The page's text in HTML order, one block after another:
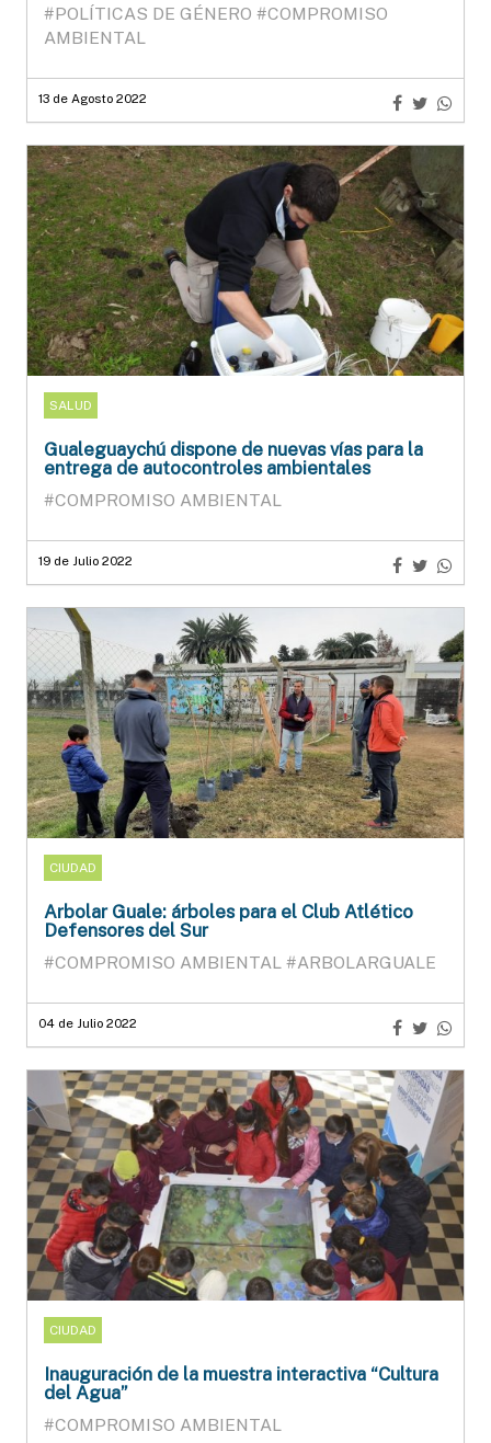
#POLÍTICAS DE GÉNERO #COMPROMISO
AMBIENTAL
13 de Agosto 2022
SALUD
Gualeguaychú dispone de nuevas vías para la
entrega de autocontroles ambientales
#COMPROMISO AMBIENTAL
19 de Julio 2022
CIUDAD
Arbolar Guale: árboles para el Club Atlético
Defensores del Sur
#COMPROMISO AMBIENTAL #ARBOLARGUALE
04 de Julio 2022
CIUDAD
Inauguración de la muestra interactiva “Cultura
del Agua”
#COMPROMISO AMBIENTAL